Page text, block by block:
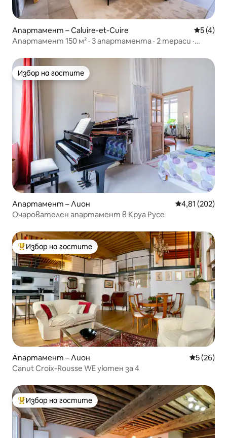
Апартамент – Caluire-et-Cuire Средна
5 (4)
Апартамент 150 м² · 3 апартамента · 2 тераси ·
Избор на гостите
Избор на гостите
Апартамент – Лион Средна
4,81 (202)
Очарователен апартамент в Круа Русе
Най-популярен избор на гостите
Избор на гостите
Апартамент – Лион Средна
5 (26)
Canut Croix-Rousse WE уютен за 4
Най-популярен избор на гостите
Избор на гостите